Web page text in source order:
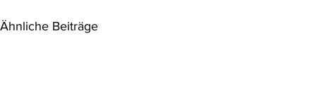
Ähnliche Beiträge